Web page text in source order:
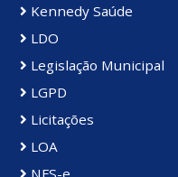
Kennedy Saúde
LDO
Legislação Municipal
LGPD
Licitações
LOA
NFS-e